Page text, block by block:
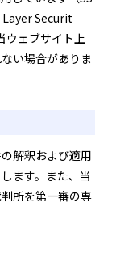
Securit
ウェブサイト上
い場合がありま
解釈および適用
ます。また、当
所を第一審の専